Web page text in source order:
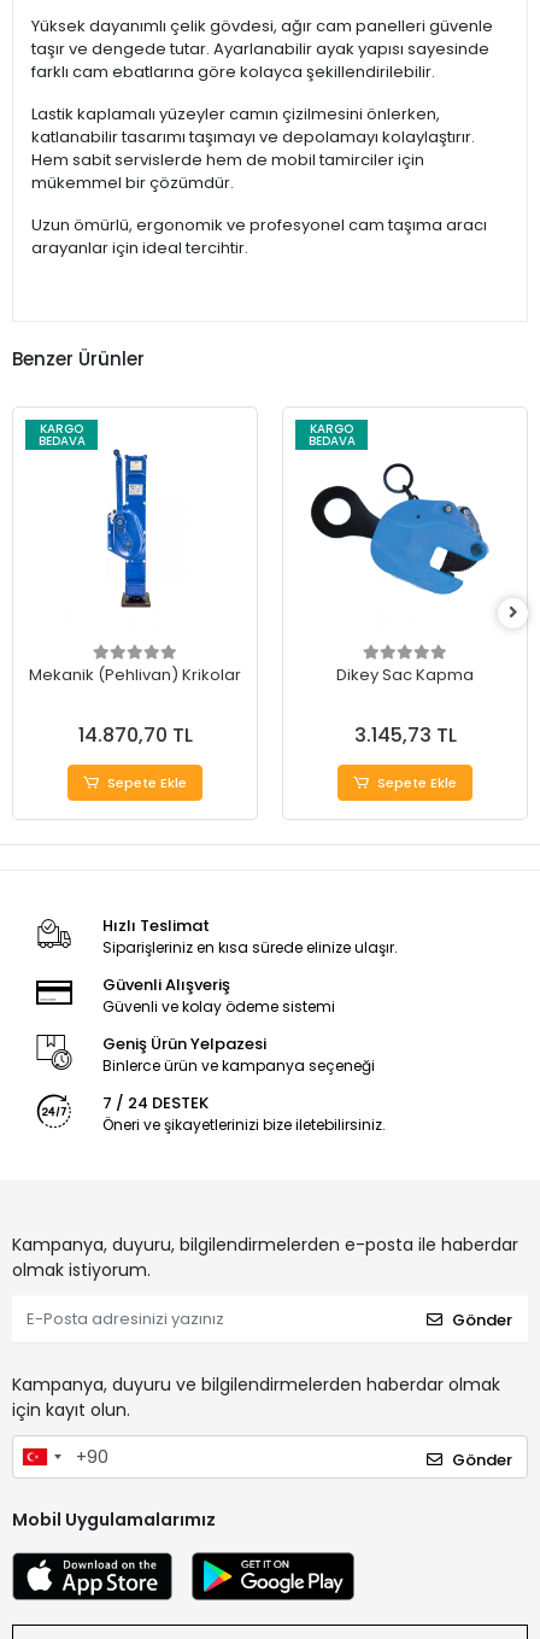
Yüksek dayanımlı çelik gövdesi, ağır cam panelleri güvenle
taşır ve dengede tutar. Ayarlanabilir ayak yapısı sayesinde
farklı cam ebatlarına göre kolayca şekillendirilebilir.
Lastik kaplamalı yüzeyler camın çizilmesini önlerken,
katlanabilir tasarımı taşımayı ve depolamayı kolaylaştırır.
Hem sabit servislerde hem de mobil tamirciler için
mükemmel bir çözümdür.
Uzun ömürlü, ergonomik ve profesyonel cam taşıma aracı
arayanlar için ideal tercihtir.
Benzer Ürünler
KARGO
BEDAVA
Mekanik (Pehlivan) Krikolar
14.870,70 TL
Sepete Ekle
KARGO
BEDAVA
Dikey Sac Kapma
3.145,73 TL
Sepete Ekle
Hızlı Teslimat
Siparişleriniz en kısa sürede elinize ulaşır.
Güvenli Alışveriş
Güvenli ve kolay ödeme sistemi
Geniş Ürün Yelpazesi
Binlerce ürün ve kampanya seçeneği
7 / 24 DESTEK
Öneri ve şikayetlerinizi bize iletebilirsiniz.
Kampanya, duyuru, bilgilendirmelerden e-posta ile haberdar
olmak istiyorum.
Gönder
Kampanya, duyuru ve bilgilendirmelerden haberdar olmak
için kayıt olun.
Gönder
Mobil Uygulamalarımız